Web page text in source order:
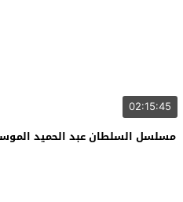
02:15:45
مسلسل السلطان عبد الحميد الموسم